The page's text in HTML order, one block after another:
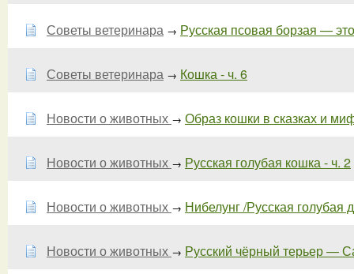
Советы ветеринара → Русская псовая борзая —
Советы ветеринара → Кошка - ч. 6
Новости о животных → Образ кошки в сказках и
Новости о животных → Русская голубая кошка - ч. 2
Новости о животных → Нибелунг /Русская голубая
Новости о животных → Русский чёрный терьер —